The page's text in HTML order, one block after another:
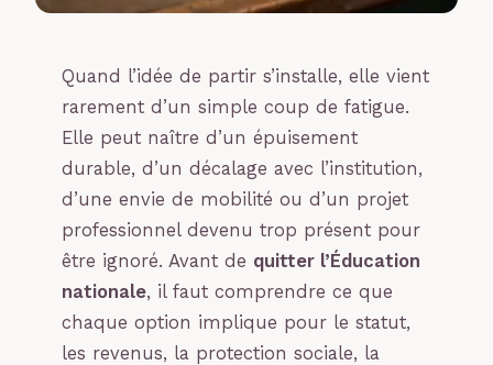
Quand l’idée de partir s’installe, elle vient
rarement d’un simple coup de fatigue.
Elle peut naître d’un épuisement
durable, d’un décalage avec l’institution,
d’une envie de mobilité ou d’un projet
professionnel devenu trop présent pour
être ignoré. Avant de quitter l’Éducation
nationale, il faut comprendre ce que
chaque option implique pour le statut,
les revenus, la protection sociale, la